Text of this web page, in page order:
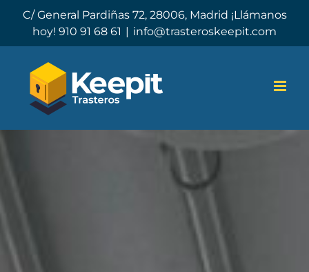
content
C/ General Pardiñas 72, 28006, Madrid ¡Llámanos
hoy! 910 91 68 61 | info@trasteroskeepit.com